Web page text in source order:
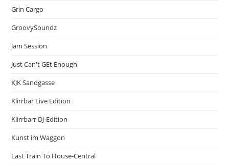
Grin Cargo
GroovySoundz
Jam Session
Just Can't GEt Enough
KJK Sandgasse
Klirrbar Live Edition
Klirrbarr DJ-Edition
Kunst im Waggon
Last Train To House-Central